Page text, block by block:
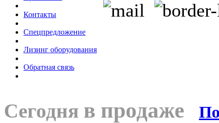
Контакты
Спецпредложение
Лизинг оборудования
Обратная связь
Сегодня в продаже